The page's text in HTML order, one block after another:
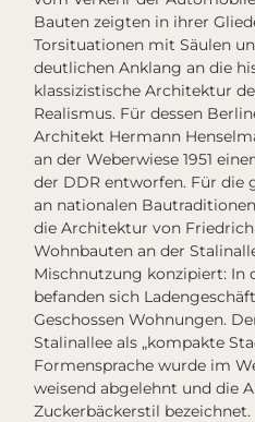
Bauten zeigten in ihrer
Torsituationen mit Säulen
deutlichen Anklang an die
klassizistischeArchitektur
Realismus. Für dessen
Architekt Hermann
an der Weberwiese 1951
der DDR entworfen. Für die
an nationalen
die Architektur von
Wohnbauten an der
Mischnutzung konzipiert: In
befanden sich
Geschossen Wohnungen.
Stalinallee als „kompakte
Formensprache wurde im
weisend abgelehnt und die
Zuckerbäckerstil bezeichnet.